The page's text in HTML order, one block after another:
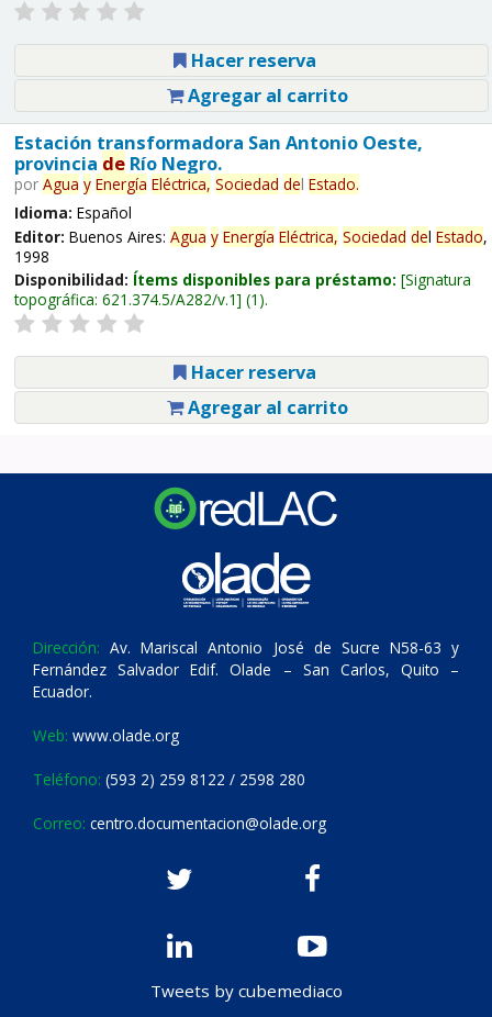
Hacer reserva
Agregar al carrito
Estación transformadora San Antonio Oeste,
provincia deRío Negro.
por Agua y Energía Eléctrica, Sociedad del Estado.
Idioma: Español
Editor: Buenos Aires: Agua y Energía Eléctrica, Sociedad del Estado,
1998
Disponibilidad: Ítems disponibles para préstamo: Signatura
topográfica: 621.374.5/A282/v.1 (1).
Hacer reserva
Agregar al carrito
Dirección: Av. Mariscal Antonio José de Sucre N58-63 y
Fernández Salvador Edif. Olade – San Carlos, Quito –
Ecuador.
Web: www.olade.org
Teléfono: (593 2) 259 8122 / 2598 280
Correo: centro.documentacion@olade.org
Tweets by cubemediaco